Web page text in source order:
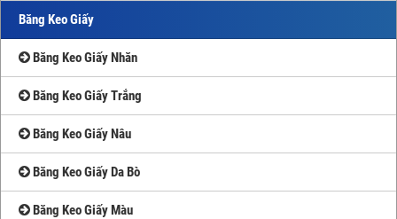
Băng Keo Giấy
Băng Keo Giấy Nhăn
Băng Keo Giấy Trắng
Băng Keo Giấy Nâu
Băng Keo Giấy Da Bò
Băng Keo Giấy Màu